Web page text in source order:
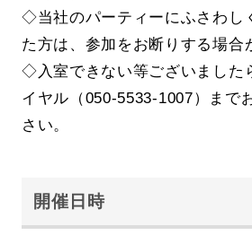
◇当社のパーティーにふさわし
た方は、参加をお断りする場合
◇入室できない等ございました
イヤル（050-5533-1007）まで
さい。
開催日時